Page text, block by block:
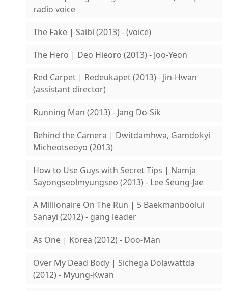
radio voice
The Fake | Saibi (2013) - (voice)
The Hero | Deo Hieoro (2013) - Joo-Yeon
Red Carpet | Redeukapet (2013) - Jin-Hwan
(assistant director)
Running Man (2013) - Jang Do-Sik
Behind the Camera | Dwitdamhwa, Gamdokyi
Micheotseoyo (2013)
How to Use Guys with Secret Tips | Namja
Sayongseolmyungseo (2013) - Lee Seung-Jae
A Millionaire On The Run | 5 Baekmanboolui
Sanayi (2012) - gang leader
As One | Korea (2012) - Doo-Man
Over My Dead Body | Sichega Dolawattda
(2012) - Myung-Kwan